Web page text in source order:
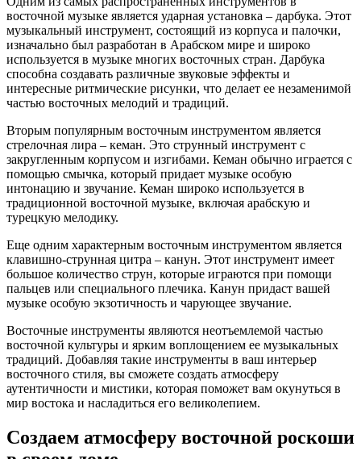
восточной музыке является ударная установка – дарбука. Этот
музыкальный инструмент, состоящий из корпуса и палочки,
изначально был разработан в Арабском мире и широко
используется в музыке многих восточных стран. Дарбука
способна создавать различные звуковые эффекты и
интересные ритмические рисунки, что делает ее незаменимой
частью восточных мелодий и традиций.
Вторым популярным восточным инструментом является
стрелочная лира – кеман. Это струнный инструмент с
закругленным корпусом и изгибами. Кеман обычно играется с
помощью смычка, который придает музыке особую
интонацию и звучание. Кеман широко используется в
традиционной восточной музыке, включая арабскую и
турецкую мелодику.
Еще одним характерным восточным инструментом является
клавишно-струнная цитра – канун. Этот инструмент имеет
большое количество струн, которые играются при помощи
пальцев или специального плечика. Канун придаст вашей
музыке особую экзотичность и чарующее звучание.
Восточные инструменты являются неотъемлемой частью
восточной культуры и ярким воплощением ее музыкальных
традиций. Добавляя такие инструменты в ваш интерьер
восточного стиля, вы сможете создать атмосферу
аутентичности и мистики, которая поможет вам окунуться в
мир востока и насладиться его великолепием.
Создаем атмосферу восточной роскоши